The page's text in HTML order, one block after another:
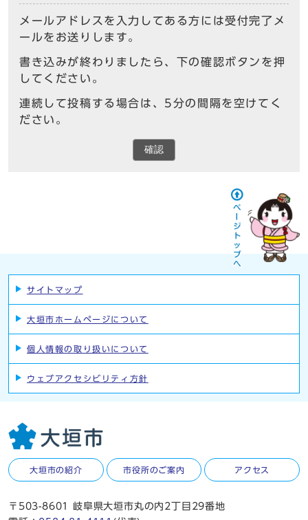
メールアドレスを入力してある方には受付完了メ
ールをお送りします。
書き込みが終わりましたら、下の確認ボタンを押
してください。
連続して投稿する場合は、5分の間隔を空けてく
ださい。
確認
サイトマップ
大垣市ホームページについて
個人情報の取り扱いについて
ウェブアクセシビリティ方針
大垣市の紹介 市役所のご案内 アクセス
〒503-8601 岐阜県大垣市丸の内2丁目29番地